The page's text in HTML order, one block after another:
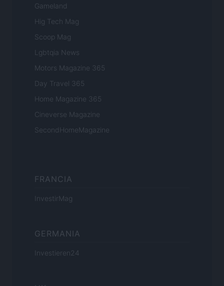
Gameland
Hig Tech Mag
Scoop Mag
Lgbtqia News
Motors Magazine 365
Day Travel 365
Home Magazine 365
Cineverse Magazine
SecondHomeMagazine
FRANCIA
InvestirMag
GERMANIA
Investieren24